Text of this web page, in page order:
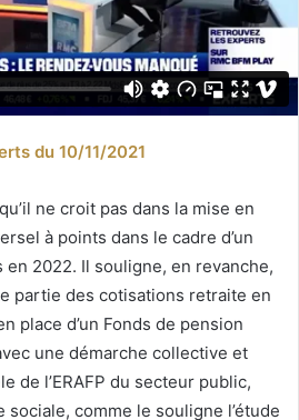
du 10/11/2021
ne croit pas dans la mise en
à points dans le cadre d’un
2022. Il souligne, en revanche,
partie des cotisations retraite en
place d’un Fonds de pension
une démarche collective et
de l’ERAFP du secteur public,
comme le souligne l’étude